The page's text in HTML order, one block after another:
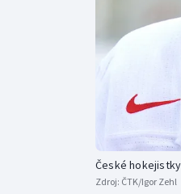
České hokejistky
Zdroj: ČTK/Igor Zehl